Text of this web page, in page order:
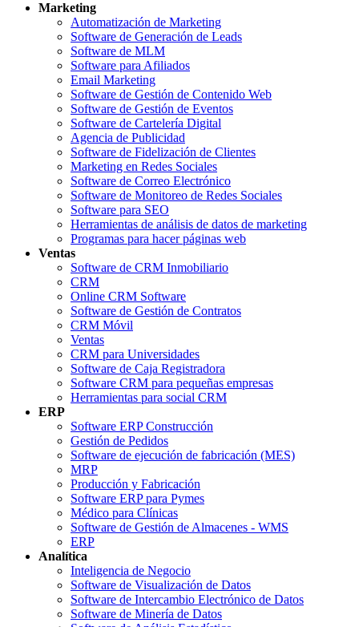
Marketing
Automatización de Marketing
Software de Generación de Leads
Software de MLM
Software para Afiliados
Email Marketing
Software de Gestión de Contenido Web
Software de Gestión de Eventos
Software de Cartelería Digital
Agencia de Publicidad
Software de Fidelización de Clientes
Marketing en Redes Sociales
Software de Correo Electrónico
Software de Monitoreo de Redes Sociales
Software para SEO
Herramientas de análisis de datos de marketing
Programas para hacer páginas web
Ventas
Software de CRM Inmobiliario
CRM
Online CRM Software
Software de Gestión de Contratos
CRM Móvil
Ventas
CRM para Universidades
Software de Caja Registradora
Software CRM para pequeñas empresas
Herramientas para social CRM
ERP
Software ERP Construcción
Gestión de Pedidos
Software de ejecución de fabricación (MES)
MRP
Producción y Fabricación
Software ERP para Pymes
Médico para Clínicas
Software de Gestión de Almacenes - WMS
ERP
Analítica
Inteligencia de Negocio
Software de Visualización de Datos
Software de Intercambio Electrónico de Datos
Software de Minería de Datos